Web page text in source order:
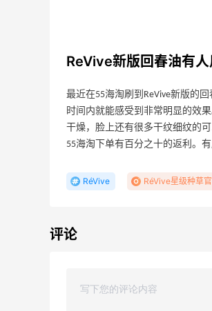
ReVive新版回春油有
最近在55海淘刷到ReVive新版的
时间内就能感受到非常明显的效
干燥，脸上还有很多干纹细纹的
55海淘下单有百分之十的返利。
RéVive RéVive星级种草官
评论
07-07